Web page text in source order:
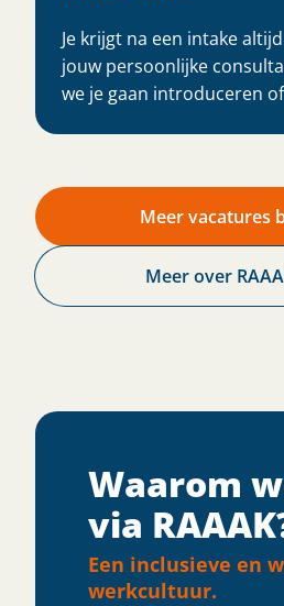
Je krijgt na een intake
jouw persoonlijke
we je gaan introduceren
Meer vacatures
Meer over
Waarom
via
Een inclusieve en
werkcultuur.